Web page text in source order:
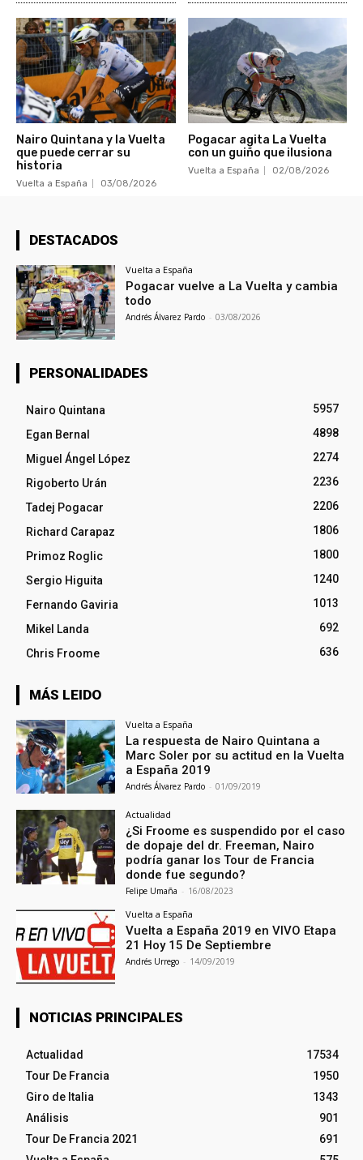
Nairo Quintana y la Vuelta
que puede cerrar su
historia
Vuelta a España 03/08/2026
Pogacar agita La Vuelta
con un guiño que ilusiona
Vuelta a España 02/08/2026
DESTACADOS
Vuelta a España
Pogacar vuelve a La Vuelta y cambia
todo
Andrés Álvarez Pardo - 03/08/2026
PERSONALIDADES
Nairo Quintana
5957
Egan Bernal
4898
Miguel Ángel López
2274
Rigoberto Urán
2236
Tadej Pogacar
2206
Richard Carapaz
1806
Primoz Roglic
1800
Sergio Higuita
1240
Fernando Gaviria
1013
Mikel Landa
692
Chris Froome
636
MÁS LEIDO
Vuelta a España
La respuesta de Nairo Quintana a
Marc Soler por su actitud en la Vuelta
a España 2019
Andrés Álvarez Pardo - 01/09/2019
Actualidad
¿Si Froome es suspendido por el caso
de dopaje del dr. Freeman, Nairo
podría ganar los Tour de Francia
donde fue segundo?
Felipe Umaña - 16/08/2023
Vuelta a España
Vuelta a España 2019 en VIVO Etapa
21 Hoy 15 De Septiembre
Andrés Urrego - 14/09/2019
NOTICIAS PRINCIPALES
Actualidad
17534
Tour De Francia
1950
Giro de Italia
1343
Análisis
901
Tour De Francia 2021
691